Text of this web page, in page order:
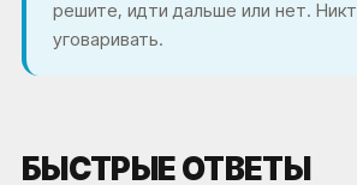
решите, идти дальше или нет.
уговаривать.
БЫСТРЫЕ ОТВЕТЫ